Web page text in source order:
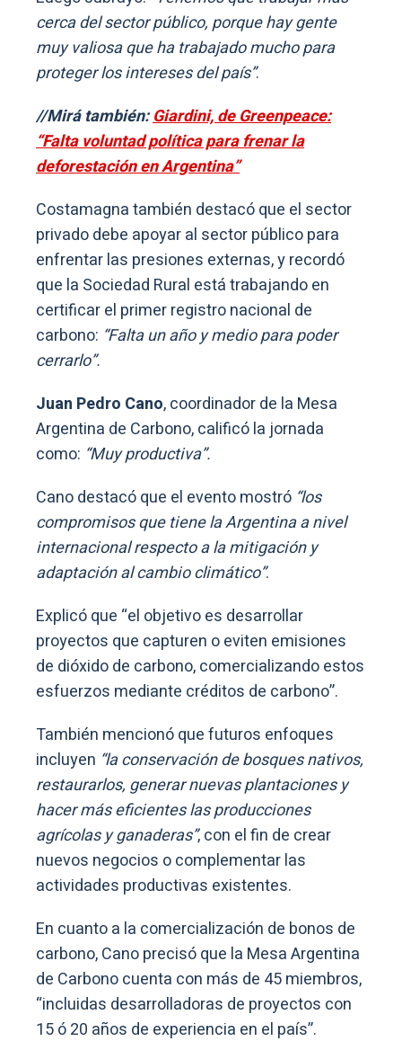
cerca del sector público, porque hay gente
muy valiosa que ha trabajado mucho para
proteger los intereses del país”.
//Mirá también:Giardini, de Greenpeace:
“Falta voluntad política para frenar la
deforestación en Argentina”
Costamagna también destacó que el sector
privado debe apoyar al sector público para
enfrentar las presiones externas, y recordó
que la Sociedad Rural está trabajando en
certificar el primer registro nacional de
carbono: “Falta un año y medio para poder
cerrarlo”.
Juan Pedro Cano, coordinador de la Mesa
Argentina de Carbono, calificó la jornada
como: “Muy productiva”.
Cano destacó que el evento mostró “los
compromisos que tiene la Argentina a nivel
internacional respecto a la mitigación y
adaptación al cambio climático”.
Explicó que “el objetivo es desarrollar
proyectos que capturen o eviten emisiones
de dióxido de carbono, comercializando estos
esfuerzos mediante créditos de carbono”.
También mencionó que futuros enfoques
incluyen “la conservación de bosques nativos,
restaurarlos, generar nuevas plantaciones y
hacer más eficientes las producciones
agrícolas y ganaderas”, con el fin de crear
nuevos negocios o complementar las
actividades productivas existentes.
En cuanto a la comercialización de bonos de
carbono, Cano precisó que la Mesa Argentina
de Carbono cuenta con más de 45 miembros,
“incluidas desarrolladoras de proyectos con
15 ó 20 años de experiencia en el país”.